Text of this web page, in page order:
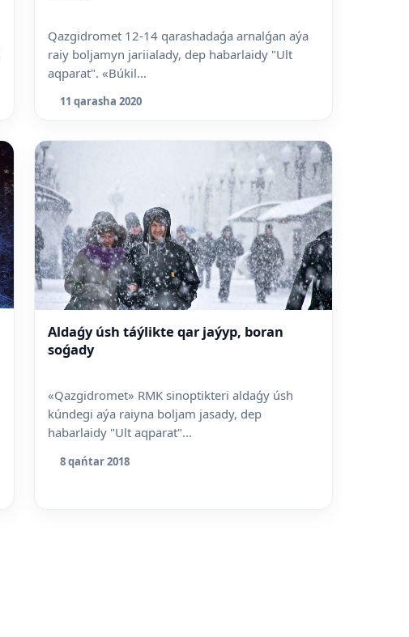
Qazgidromet 12-14 qarashadaǵa arnalǵan aýa
raiy boljamyn jariialady, dep habarlaidy "Ult
aqparat". «Búkil...
11 qarasha 2020
Aldaǵy úsh táýlikte qar jaýyp, boran
soǵady
«Qazgidromet» RMK sinoptikteri aldaǵy úsh
kúndegi aýa raiyna boljam jasady, dep
habarlaidy "Ult aqparat"...
8 qańtar 2018